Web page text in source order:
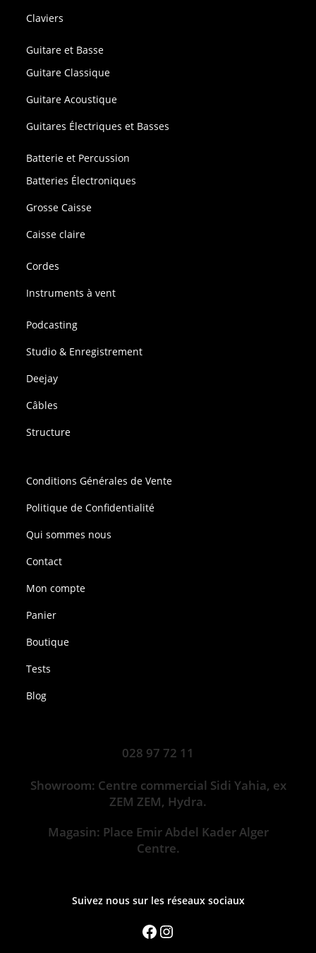
Claviers
Guitare et Basse
Guitare Classique
Guitare Acoustique
Guitares Électriques et Basses
Batterie et Percussion
Batteries Électroniques
Grosse Caisse
Caisse claire
Cordes
Instruments à vent
Podcasting
Studio & Enregistrement
Deejay
Câbles
Structure
Conditions Générales de Vente
Politique de Confidentialité
Qui sommes nous
Contact
Mon compte
Panier
Boutique
Tests
Blog
028 97 72 11
Showroom: Centre commercial Sidi Yahia, ex
ZEM ZEM, Hydra.
Magasin: Place Emir Abdel Kader Alger
Centre.
Suivez nous sur les réseaux sociaux